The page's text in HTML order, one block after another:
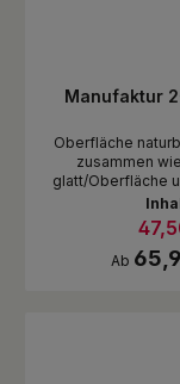
Manufaktur
Oberfläche
zusammen
glatt/Oberfläche
Ab